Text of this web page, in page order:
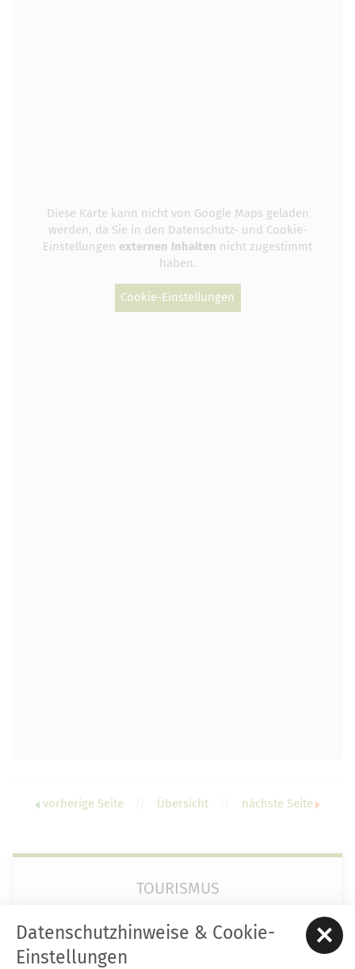
Diese Karte kann nicht von Google Maps geladen
werden, da Sie in den Datenschutz- und Cookie-
Einstellungen externen Inhalten nicht zugestimmt
haben.
Cookie-Einstellungen
vorherige Seite Übersicht nächste Seite
TOURISMUS
Gastgeberverzeichnis
Datenschutzhinweise & Cookie-
Einstellungen